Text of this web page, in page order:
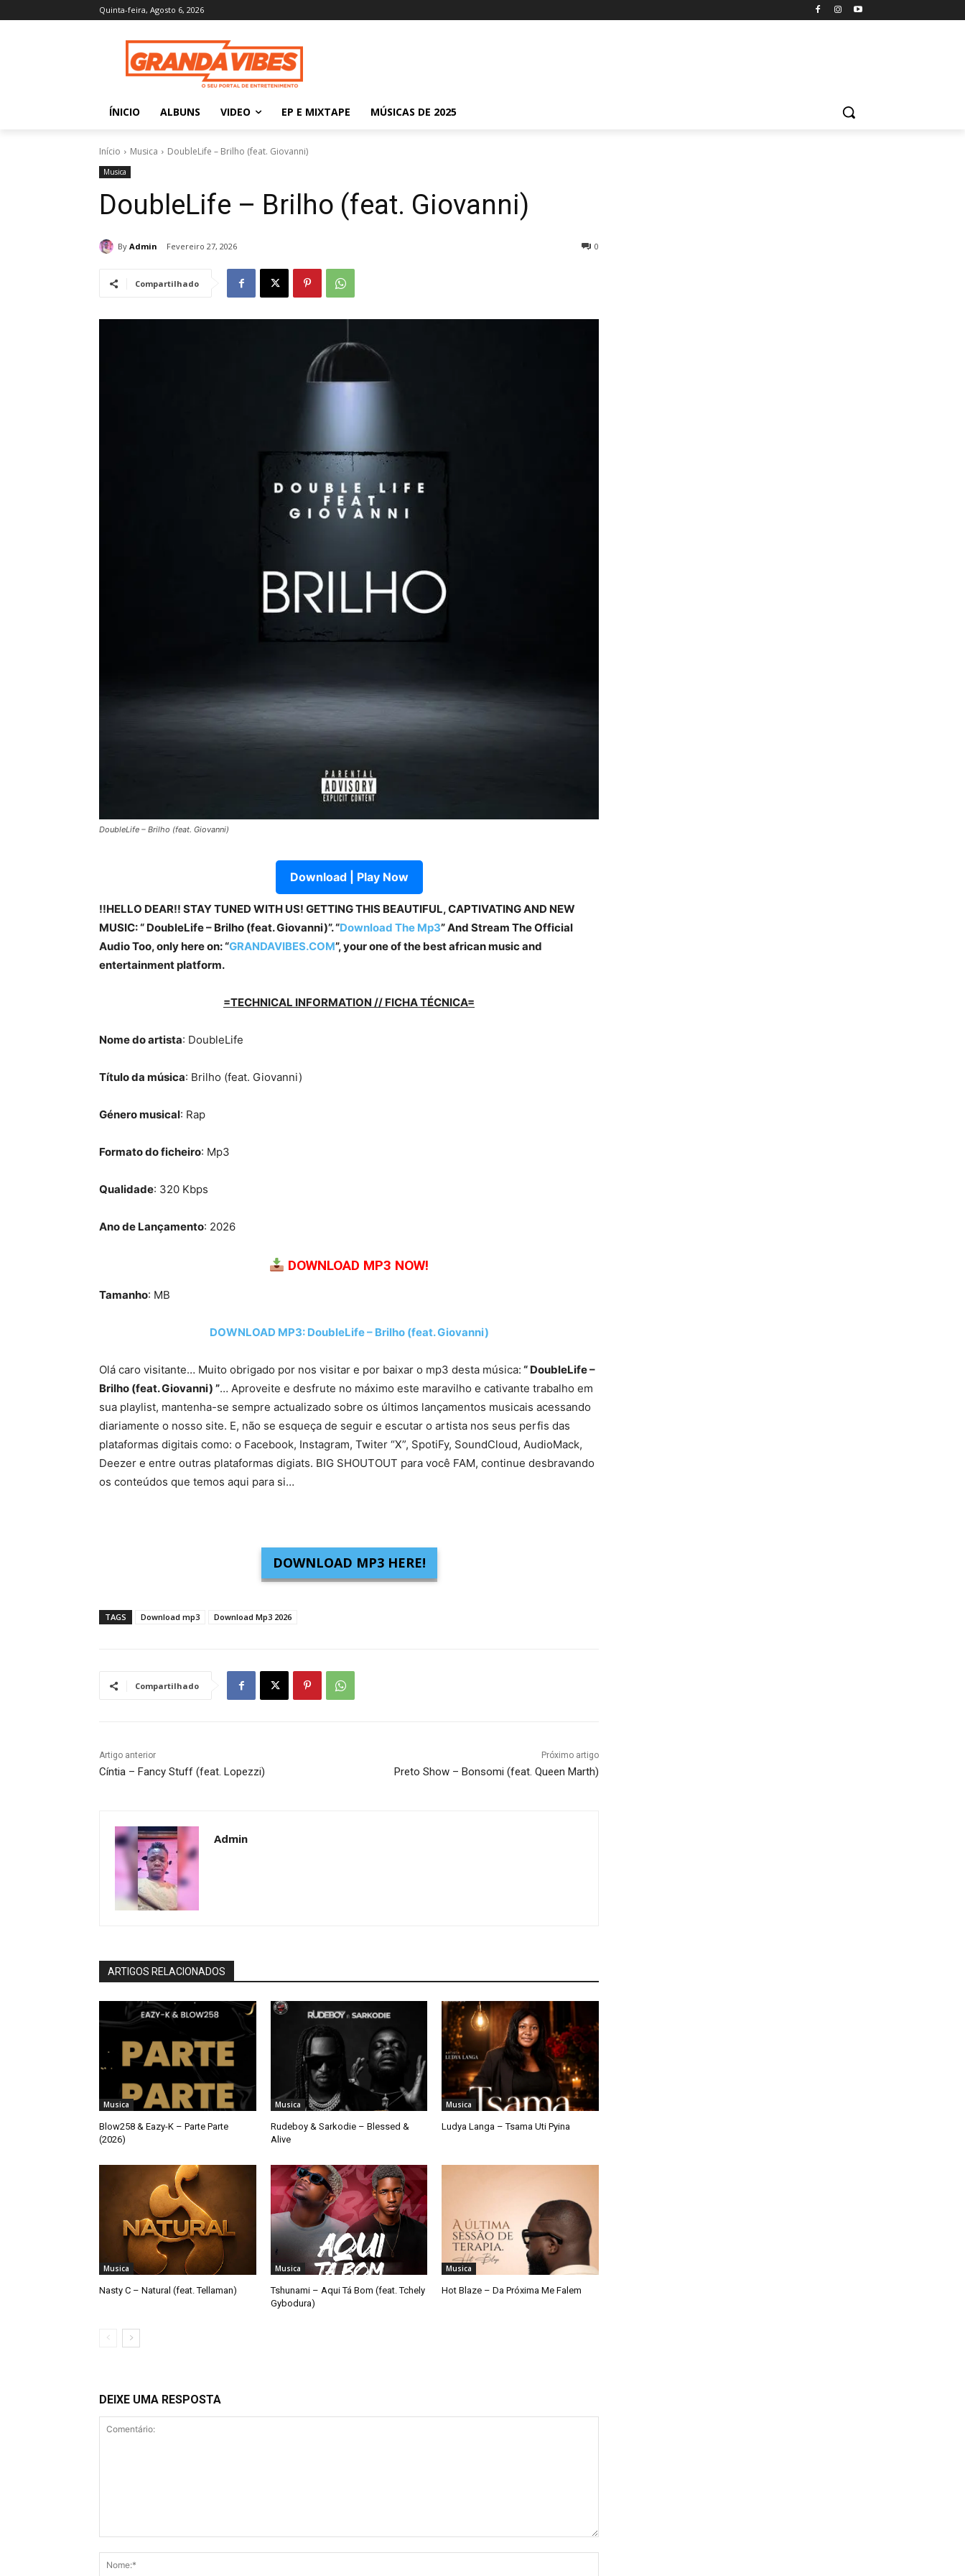
Quinta-feira, Agosto 6, 2026
ÍNICIO ALBUNS VIDEO EP E MIXTAPE MÚSICAS DE 2025
Início Musica DoubleLife – Brilho (feat. Giovanni)
Musica
DoubleLife – Brilho (feat. Giovanni)
By Admin Fevereiro 27, 2026 0
Compartilhado
DoubleLife – Brilho (feat. Giovanni)
Download | Play Now
!!HELLO DEAR!! STAY TUNED WITH US! GETTING THIS BEAUTIFUL, CAPTIVATING AND NEW
MUSIC: “ DoubleLife – Brilho (feat. Giovanni)”. “Download The Mp3”And Stream The Official
Audio Too, only here on: “GRANDAVIBES.COM”, your one of the best african music and
entertainment platform.
=TECHNICAL INFORMATION // FICHA TÉCNICA=
Nome do artista: DoubleLife
Título da música: Brilho (feat. Giovanni)
Género musical: Rap
Formato do ficheiro: Mp3
Qualidade: 320 Kbps
Ano de Lançamento: 2026
DOWNLOAD MP3 NOW!
Tamanho: MB
DOWNLOAD MP3: DoubleLife – Brilho (feat. Giovanni)
Olá caro visitante… Muito obrigado por nos visitar e por baixar o mp3 desta música: “ DoubleLife –
Brilho (feat. Giovanni) ”… Aproveite e desfrute no máximo este maravilho e cativante trabalho em
sua playlist, mantenha-se sempre actualizado sobre os últimos lançamentos musicais acessando
diariamente o nosso site. E, não se esqueça de seguir e escutar o artista nos seus perfis das
plataformas digitais como: o Facebook, Instagram, Twiter “X”, SpotiFy, SoundCloud, AudioMack,
Deezer e entre outras plataformas digiats. BIG SHOUTOUT para você FAM, continue desbravando
os conteúdos que temos aqui para si…
DOWNLOAD MP3 HERE!
TAGS Download mp3 Download Mp3 2026
Compartilhado
Artigo anterior
Cíntia – Fancy Stuff (feat. Lopezzi)
Próximo artigo
Preto Show – Bonsomi (feat. Queen Marth)
Admin
ARTIGOS RELACIONADOS
Musica
Blow258 & Eazy-K – Parte Parte
(2026)
Musica
Rudeboy & Sarkodie – Blessed &
Alive
Musica
Ludya Langa – Tsama Uti Pyina
Musica
Nasty C – Natural (feat. Tellaman)
Musica
Tshunami – Aqui Tá Bom (feat. Tchely
Gybodura)
Musica
Hot Blaze – Da Próxima Me Falem
DEIXE UMA RESPOSTA